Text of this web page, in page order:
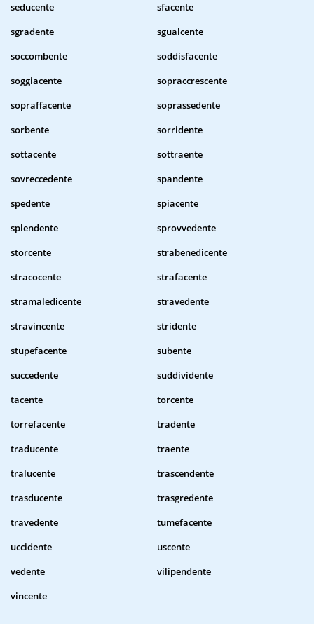
seducente
sfacente
sgradente
sgualcente
soccombente
soddisfacente
soggiacente
sopraccrescente
sopraffacente
soprassedente
sorbente
sorridente
sottacente
sottraente
sovreccedente
spandente
spedente
spiacente
splendente
sprovvedente
storcente
strabenedicente
stracocente
strafacente
stramaledicente
stravedente
stravincente
stridente
stupefacente
subente
succedente
suddividente
tacente
torcente
torrefacente
tradente
traducente
traente
tralucente
trascendente
trasducente
trasgredente
travedente
tumefacente
uccidente
uscente
vedente
vilipendente
vincente